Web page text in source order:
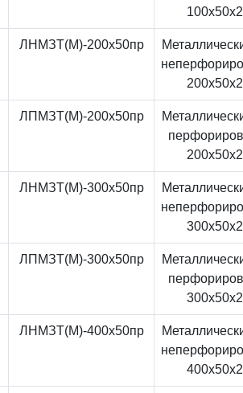
ЛНМЗТ(М)-200x50пр
ЛПМЗТ(М)-200x50пр
ЛНМЗТ(М)-300x50пр
ЛПМЗТ(М)-300x50пр
ЛНМЗТ(М)-400x50пр